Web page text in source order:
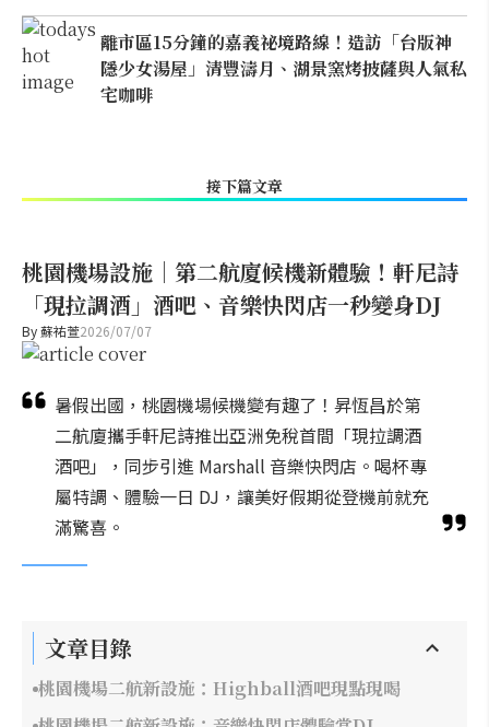
離市區15分鐘的嘉義祕境路線！造訪「台版神
隱少女湯屋」清豐濤月、湖景窯烤披薩與人氣私
宅咖啡
接下篇文章
桃園機場設施｜第二航廈候機新體驗！軒尼詩
「現拉調酒」酒吧、音樂快閃店一秒變身DJ
By蘇祐萱2026/07/07
暑假出國，桃園機場候機變有趣了！昇恆昌於第
二航廈攜手軒尼詩推出亞洲免稅首間「現拉調酒
酒吧」，同步引進 Marshall 音樂快閃店。喝杯專
屬特調、體驗一日 DJ，讓美好假期從登機前就充
滿驚喜。
文章目錄
桃園機場二航新設施：Highball酒吧現點現喝